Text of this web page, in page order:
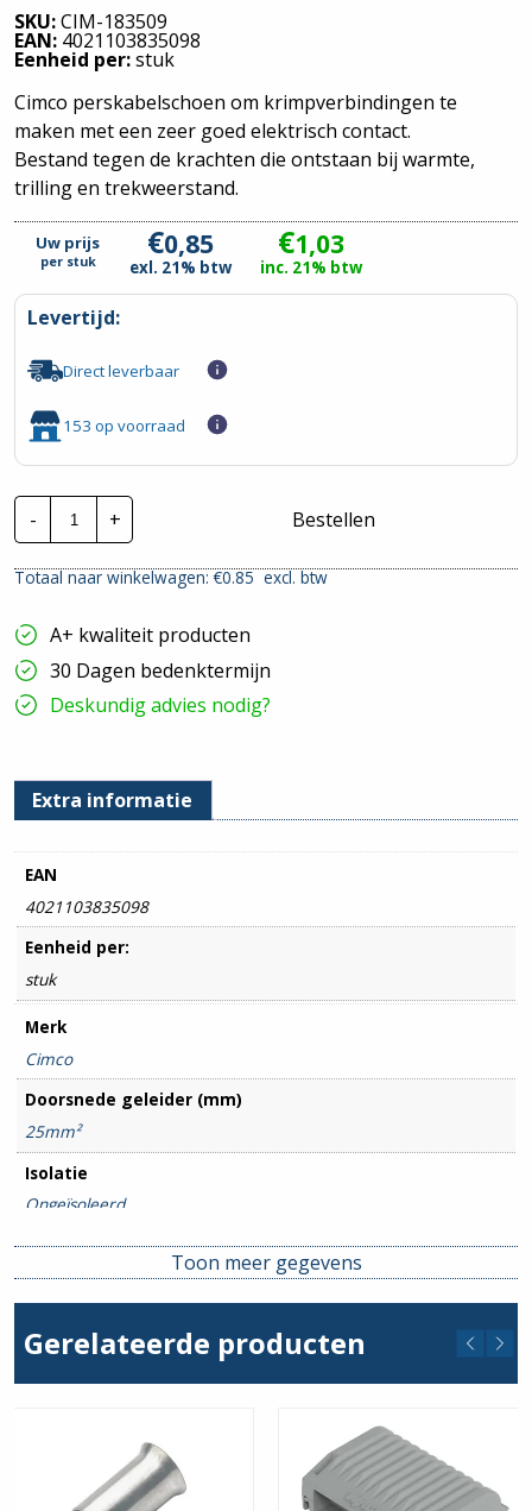
SKU:CIM-183509
EAN: 4021103835098
Eenheid per:stuk
Cimco perskabelschoen om krimpverbindingen te
maken met een zeer goed elektrisch contact.
Bestand tegen de krachten die ontstaan bij warmte,
trilling en trekweerstand.
Uw prijs
per stuk €0,85
exl. 21% btw
€1,03
inc. 21% btw
Levertijd:
Direct leverbaar
153 op voorraad
-
Cimco
perskabelschoen
|
-
hoeveelheid
+ Bestellen
Totaal naar winkelwagen: €0.85excl. btw
A+ kwaliteit producten
30 Dagen bedenktermijn
Deskundig advies nodig?
Extra informatie
EAN
4021103835098
Eenheid per:
stuk
Merk
Cimco
Doorsnede geleider (mm)
25mm²
Isolatie
Ongeïsoleerd
Toon meer gegevens
Gerelateerde producten